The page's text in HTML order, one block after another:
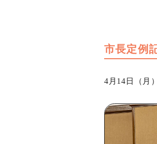
市長定例
4月14日（月